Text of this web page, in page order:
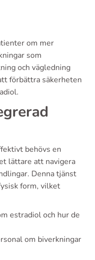
om mer
som
och vägledning
förbättra säkerheten
behövs en
lättare att navigera
Denna tjänst
form, vilket
estradiol och hur de
om biverkningar